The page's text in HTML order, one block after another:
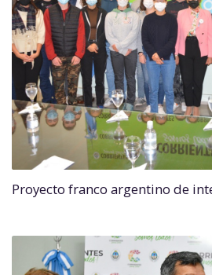
Proyecto franco argentino de